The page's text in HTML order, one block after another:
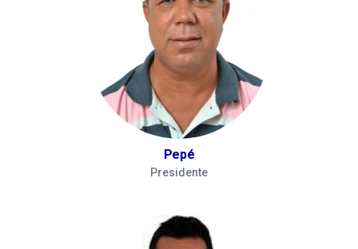
Pepé
Presidente